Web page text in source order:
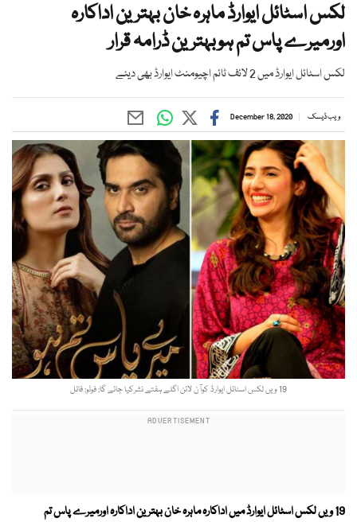
لکس اسٹائل ایوارڈ ماہرہ خان بہترین اداکارہ
اورمیرے پاس تم ہوبہترین ڈرامہ قرار
لکس اسٹائل ایوارڈ میں 2 لائف ٹائم اچیومنٹ ایوارڈ بھی دیئے
ویب ڈیسک December 18, 2020
19 ویں لکس اسٹائل ایوارڈ کوآن لائن اگلے ہفتے نشرکیا جائے گا: فوٹو: فائل
19 ویں لکس اسٹائل ایوارڈ میں اداکارہ ماہرہ خان بہترین اداکارہ اورمیرے پاس تم